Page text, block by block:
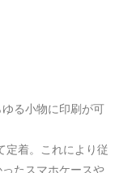
>
ケル
.
る小物に印刷が可
定着。これにより従
たスマホケースや